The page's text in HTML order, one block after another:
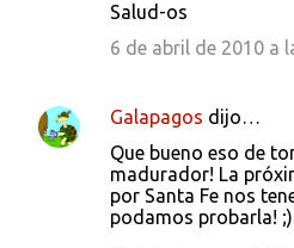
Salud-os
6 de abril de 2010 a
Galapagos dijo…
Que bueno eso de
madurador! La
por Santa Fe nos
podamos probarla! ;)